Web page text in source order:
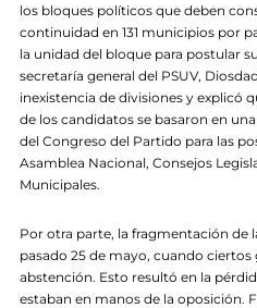
los bloques políticos que deben
continuidad en 131 municipios por
la unidad del bloque para postular
secretaría general del PSUV,
inexistencia de divisiones y explicó
de los candidatos se basaron en
del Congreso del Partido para las
Asamblea Nacional, Consejos
Municipales.
Por otra parte, la fragmentación de
pasado 25 de mayo, cuando
abstención. Esto resultó en la
estaban en manos de la oposición.